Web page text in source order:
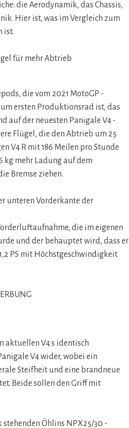
die Aerodynamik, das Chassis,
Hier ist, was im Vergleich zum
ist.
die vom 2021 MotoGP -
ersten Produktionsrad ist, das
auf der neuesten Panigale V4 -
Flügel, die den Abtrieb um 25
V4 R mit 186 Meilen pro Stunde
kg mehr Ladung auf dem
Bremse ziehen.
die im eigenen
und der behauptet wird, dass er
PS mit Höchstgeschwindigkeit
V4 wider, wobei ein
Steifheit und eine brandneue
Beide sollen den Griff mit
Öhlins NPX25/30 -